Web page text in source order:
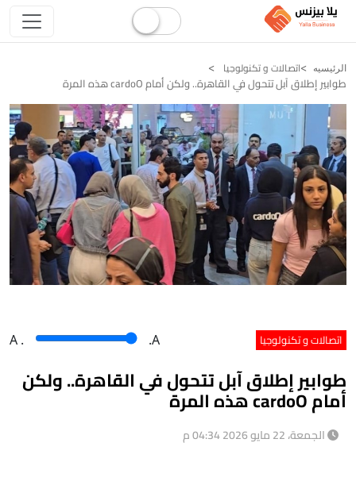
الرئيسيه اتصالات و تكنولوجيا
طوابير إطلاق آبل تتحول في القاهرة.. ولكن أمام cardoO هذه المرة
اتصالات و تكنولوجيا A . .A
طوابير إطلاق آبل تتحول في القاهرة.. ولكن
أمام cardoO هذه المرة
الجمعة، 22 مايو 2026 04:34 م